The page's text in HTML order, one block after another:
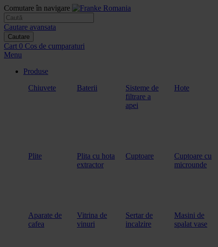
Comutare în navigare
Cautare avansata
Cautare
Cart 0 Cos de cumparaturi
Menu
Produse
Chiuvete
Baterii
Sisteme de
filtrare a
apei
Hote
Plite
Plita cu hota
extractor
Cuptoare
Cuptoare cu
microunde
Aparate de
cafea
Vitrina de
vinuri
Sertar de
incalzire
Masini de
spalat vase